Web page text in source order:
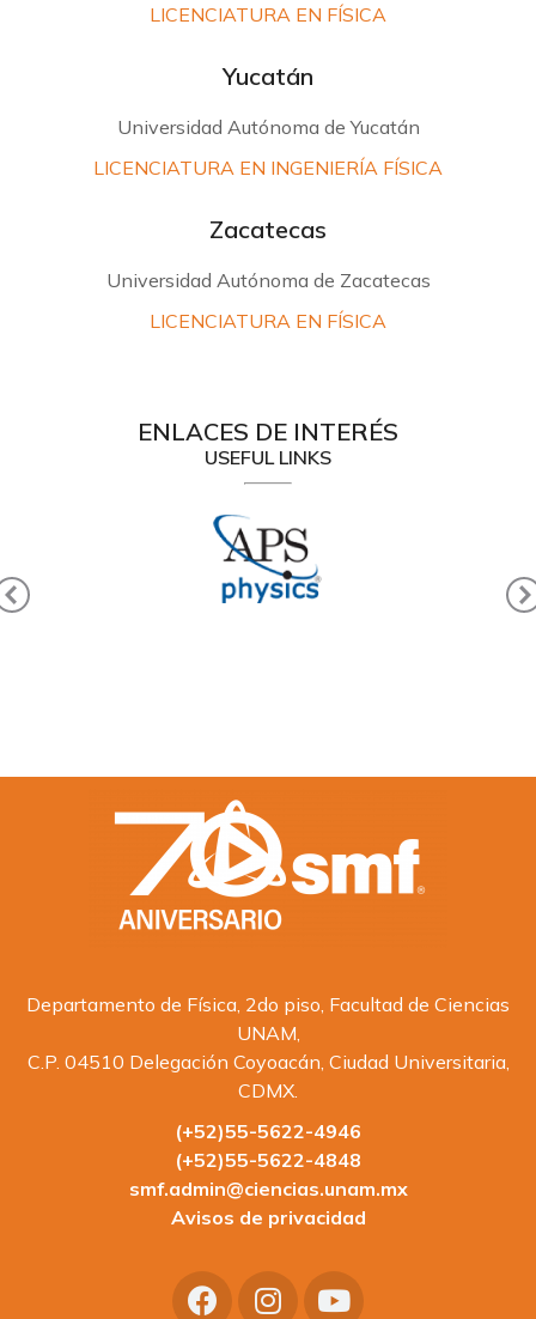
LICENCIATURA EN FÍSICA
Yucatán
Universidad Autónoma de Yucatán
LICENCIATURA EN INGENIERÍA FÍSICA
Zacatecas
Universidad Autónoma de Zacatecas
LICENCIATURA EN FÍSICA
ENLACES DE INTERÉS
USEFUL LINKS
Departamento de Física, 2do piso, Facultad de Ciencias
UNAM,
C.P. 04510 Delegación Coyoacán, Ciudad Universitaria,
CDMX.
(+52)55-5622-4946
(+52)55-5622-4848
smf.admin@ciencias.unam.mx
Avisos de privacidad